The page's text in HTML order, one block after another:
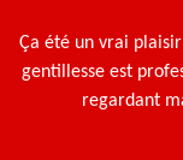
Ça été un vrai
gentillesse est
regardant